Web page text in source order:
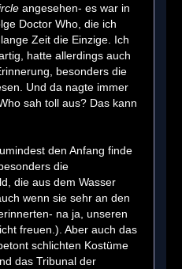
angesehen- es war in
Doctor Who, die ich
Zeit die Einzige. Ich
hatte allerdings auch
besonders die
Und da nagte immer
sah toll aus? Das kann
den Anfang finde
die
die aus dem Wasser
wenn sie sehr an den
na ja, unseren
freuen.). Aber auch das
schlichten Kostüme
das Tribunal der